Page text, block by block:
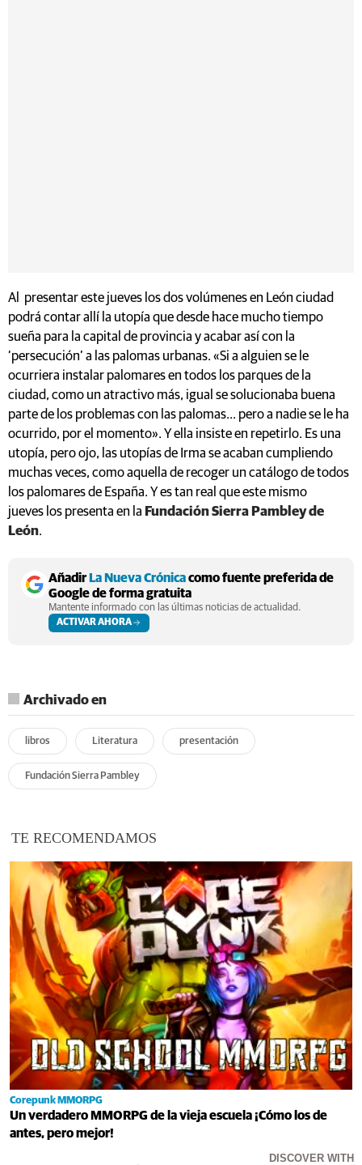
Al presentar este jueves los dos volúmenes en León ciudad
podrá contar allí la utopía que desde hace mucho tiempo
sueña para la capital de provincia y acabar así con la
‘persecución’ a las palomas urbanas. «Si a alguien se le
ocurriera instalar palomares en todos los parques de la
ciudad, como un atractivo más, igual se solucionaba buena
parte de los problemas con las palomas... pero a nadie se le ha
ocurrido, por el momento». Y ella insiste en repetirlo. Es una
utopía, pero ojo, las utopías de Irma se acaban cumpliendo
muchas veces, como aquella de recoger un catálogo de todos
los palomares de España. Y es tan real que este mismo
jueves los presenta en la Fundación Sierra Pambley de
León.
AñadirLa Nueva Crónicacomo fuente preferida de
Google de forma gratuita
Mantente informado con las últimas noticias de actualidad.
ACTIVAR AHORA
Archivado en
libros Literatura presentación
Fundación Sierra Pambley
TE RECOMENDAMOS
Corepunk MMORPG
Un verdadero MMORPG de la vieja escuela ¡Cómo los de
antes, pero mejor!
DISCOVER WITH